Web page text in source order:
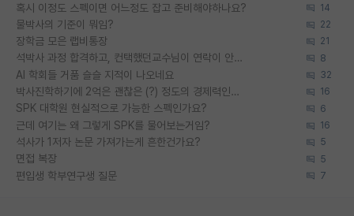
혹시 이정도 스펙이면 어느정도 잡고 준비해야하나요? 14
물박사의 기준이 뭐임? 22
장학금 모은 랩비통장 21
석박사 과정 합격하고, 컨택했던교수님이 연락이 안됩니다... 8
AI 학회들 거품 슬슬 지적이 나오네요 32
박사진학하기에 2억은 괜찮은 (?) 정도의 경제력인가요 16
SPK 대학원 현실적으로 가능한 스펙인가요? 6
근데 여기는 왜 그렇게 SPK를 물어보는거임? 16
석사가 1저자 논문 가져가는게 흔한건가요? 5
면접 복장 5
편입생 학부연구생 질문 7